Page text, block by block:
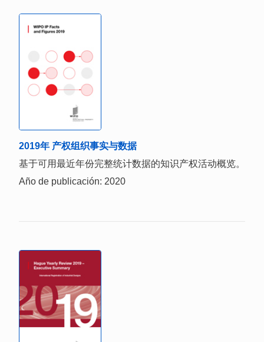
2019年 产权组织事实与数据
基于可用最近年份完整统计数据的知识产权活动概览。
Año de publicación: 2020